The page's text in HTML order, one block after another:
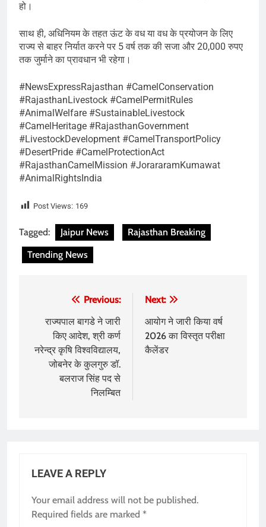
हो।
साथ ही, अधिनियम के तहत ऊंट के वध या वध के प्रयोजन के लिए
राज्य से बाहर निर्यात करने पर 5 वर्ष तक की सजा और 20,000 रुपए
तक जुर्माने का प्रावधान भी रहेगा।
#NewsExpressRajasthan #CamelConservation
#RajasthanLivestock #CamelPermitRules
#AnimalWelfare #SustainableLivestock
#CamelHeritage #RajasthanGovernment
#LivestockDevelopment #CamelTransportPolicy
#DesertPride #CamelProtectionAct
#RajasthanCamelMission #JorararamKumawat
#AnimalRightsIndia
Post Views: 169
Tagged: Jaipur News
Rajasthan Breaking
Trending News
navigation
Previous:
राज्यपाल बागडे ने जारी
किए आदेश, श्री कर्ण
नरेन्द्र कृषि विश्वविद्यालय,
जोबनेर के कुलगुरु डॉ.
बलराज सिंह पद से
निलम्बित
Next:
आयोग ने जारी किया वर्ष
2026 का विस्तृत परीक्षा
कैलेंडर
LEAVE A REPLY
Your email address will not be published.
Required fields are marked *